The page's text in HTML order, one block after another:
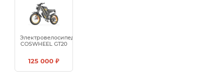
Электровелосипед
COSWHEEL GT20
125 000 ₽